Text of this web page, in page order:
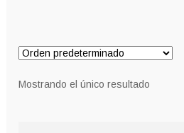
Mostrando el único resultado